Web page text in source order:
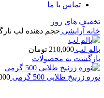
تماس با ما
تخفیف های روز
خانه آرایشی حجم دهنده لب نازگل 10
بالم لب 210,000 تومان
بازگشت به محصولات
نوره زرنیخ طلایی 500 گرمی